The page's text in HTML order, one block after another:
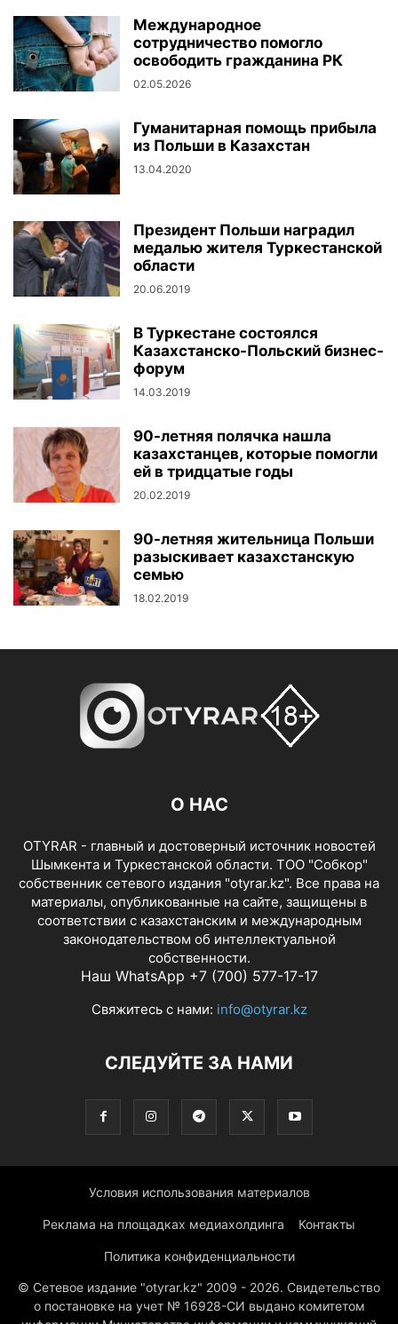
Международное
сотрудничество помогло
освободить гражданина РК
02.05.2026
Гуманитарная помощь прибыла
из Польши в Казахстан
13.04.2020
Президент Польши наградил
медалью жителя Туркестанской
области
20.06.2019
В Туркестане состоялся
Казахстанско-Польский бизнес-
форум
14.03.2019
90-летняя полячка нашла
казахстанцев, которые помогли
ей в тридцатые годы
20.02.2019
90-летняя жительница Польши
разыскивает казахстанскую
семью
18.02.2019
О НАС
OTYRAR - главный и достоверный источник новостей
Шымкента и Туркестанской области. ТОО "Собкор"
собственник сетевого издания "otyrar.kz". Все права на
материалы, опубликованные на сайте, защищены в
соответствии с казахстанским и международным
законодательством об интеллектуальной
собственности.
Наш WhatsApp +7 (700) 577-17-17
Свяжитесь с нами: info@otyrar.kz
СЛЕДУЙТЕ ЗА НАМИ
Условия использования материалов
Реклама на площадках медиахолдинга Контакты
Политика конфиденциальности
© Сетевое издание "otyrar.kz" 2009 - 2026. Свидетельство
о постановке на учет № 16928-СИ выдано комитетом